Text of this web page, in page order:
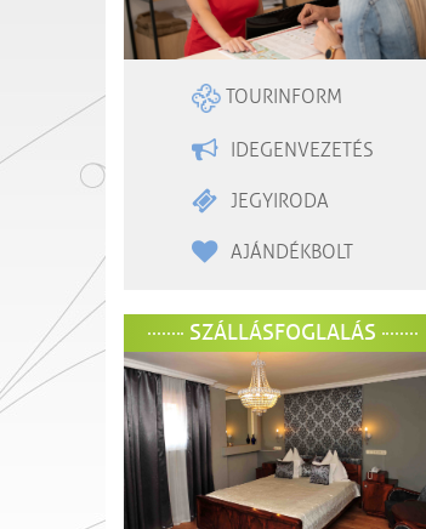
TOURINFORM
IDEGENVEZETÉS
JEGYIRODA
AJÁNDÉKBOLT
SZÁLLÁSFOGLALÁS